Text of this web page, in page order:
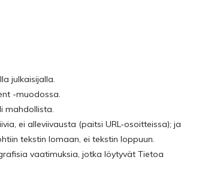
julkaisijalla.
-muodossa.
mahdollista.
ei alleviivausta (paitsi URL-osoitteissa); ja
tekstin lomaan, ei tekstin loppuun.
vaatimuksia, jotka löytyvät Tietoa